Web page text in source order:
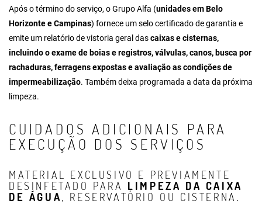
Após o término do serviço, o Grupo Alfa (unidades em Belo
Horizonte e Campinas) fornece um selo certificado de garantia e
emite um relatório de vistoria geral dascaixas e cisternas,
incluindo o exame de boias e registros, válvulas, canos, busca por
rachaduras, ferragens expostas e avaliação as condições de
impermeabilização. Também deixa programada a data da próxima
limpeza.
CUIDADOS ADICIONAIS PARA
EXECUÇÃO DOS SERVIÇOS
MATERIAL EXCLUSIVO E PREVIAMENTE
DESINFETADO PARA LIMPEZA DA CAIXA
DE ÁGUA, RESERVATÓRIO OU CISTERNA.